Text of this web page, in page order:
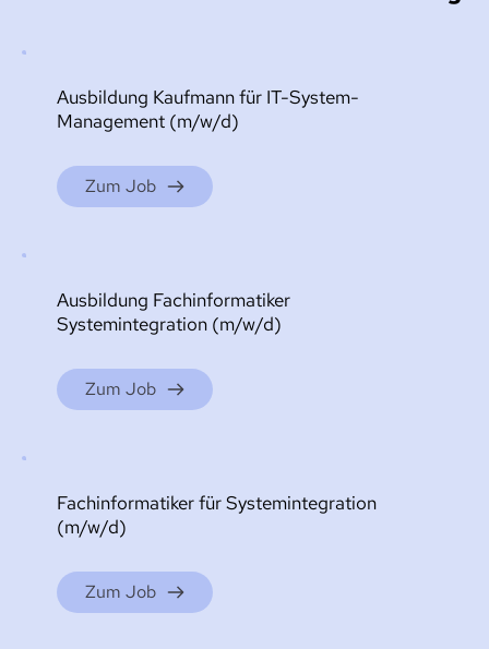
Ausbildung Kaufmann für IT-System-
Management (m/w/d)
Zum Job
Ausbildung Fachinformatiker
Systemintegration (m/w/d)
Zum Job
Fachinformatiker für Systemintegration
(m/w/d)
Zum Job